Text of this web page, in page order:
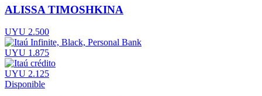
ALISSA TIMOSHKINA
UYU 2.500
UYU 1.875
UYU 2.125
Disponible